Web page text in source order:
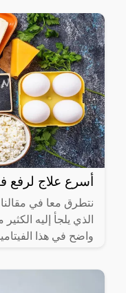
أسرع علاج لرفع
نتطرق معا في
الذي يلجأ إليه
واضح في هذا